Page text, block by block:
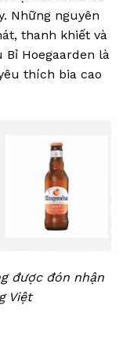
Những nguyên
thanh khiết và
Hoegaarden là
thích bia cao
được đón nhận
Việt